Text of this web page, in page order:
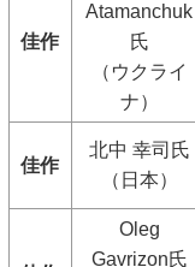
佳作
Atamanchuk
氏
（ウクライ
ナ）
佳作
北中 幸司氏
（日本）
Oleg
Gavrizon氏